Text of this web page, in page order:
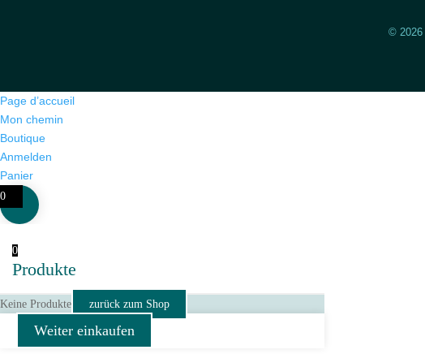
© 2026
Page d’accueil
Mon chemin
Boutique
Anmelden
Panier
0
0
Produkte
Keine Produkte zurück zum Shop
Weiter einkaufen